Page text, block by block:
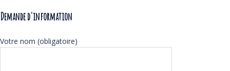
Demande d'information
Votre nom (obligatoire)